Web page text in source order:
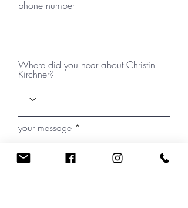
phone number
Where did you hear about Christin
Kirchner?
your message